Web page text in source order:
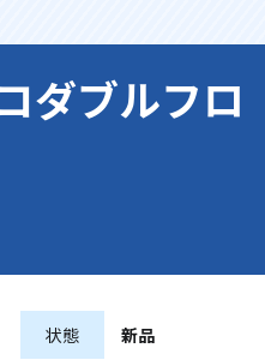
ダブルフロ
状態 新品